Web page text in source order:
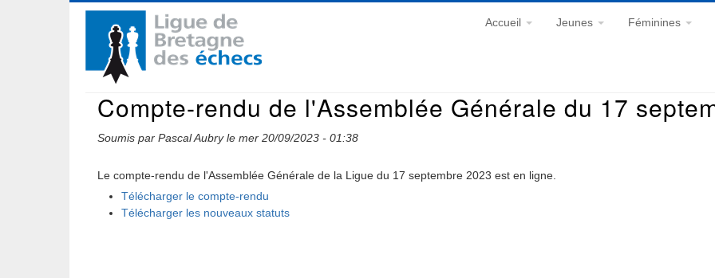
Navigation
principale
Accueil Jeunes Féminines
Compte-rendu de l'Assemblée Générale du 17
Soumis par Pascal Aubryle mer 20/09/2023 - 01:38
Le compte-rendu de l'Assemblée Générale de la Ligue du 17 septembre 2023 est en ligne.
Télécharger le compte-rendu
Télécharger les nouveaux statuts